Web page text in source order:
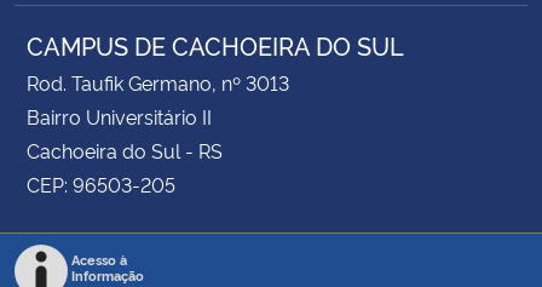
CAMPUS DE CACHOEIRA DO SUL
Rod. Taufik Germano, nº 3013
Bairro Universitário II
Cachoeira do Sul - RS
CEP: 96503-205
Acesso à
Informação